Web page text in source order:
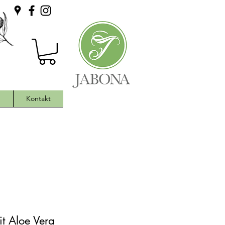
Kontakt
Aloe Vera